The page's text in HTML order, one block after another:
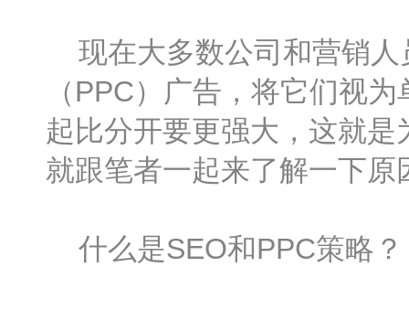
现在大多数公司和营销人
（PPC）广告，将它们视
起比分开要更强大，这就
就跟笔者一起来了解一下
什么是SEO和PPC策略？